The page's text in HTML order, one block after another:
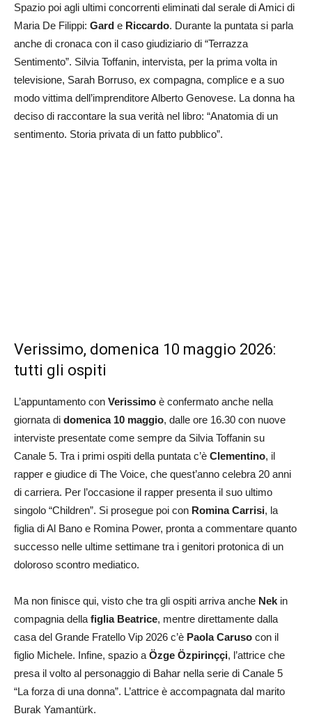
Spazio poi agli ultimi concorrenti eliminati dal serale di Amici di
Maria De Filippi: Gard e Riccardo. Durante la puntata si parla
anche di cronaca con il caso giudiziario di “Terrazza
Sentimento”. Silvia Toffanin, intervista, per la prima volta in
televisione, Sarah Borruso, ex compagna, complice e a suo
modo vittima dell’imprenditore Alberto Genovese. La donna ha
deciso di raccontare la sua verità nel libro: “Anatomia di un
sentimento. Storia privata di un fatto pubblico”.
Verissimo, domenica 10 maggio 2026:
tutti gli ospiti
L’appuntamento con Verissimo è confermato anche nella
giornata di domenica 10 maggio, dalle ore 16.30 con nuove
interviste presentate come sempre da Silvia Toffanin su
Canale 5. Tra i primi ospiti della puntata c’è Clementino, il
rapper e giudice di The Voice, che quest’anno celebra 20 anni
di carriera. Per l’occasione il rapper presenta il suo ultimo
singolo “Children”. Si prosegue poi con Romina Carrisi, la
figlia di Al Bano e Romina Power, pronta a commentare quanto
successo nelle ultime settimane tra i genitori protonica di un
doloroso scontro mediatico.
Ma non finisce qui, visto che tra gli ospiti arriva anche Nek in
compagnia della figlia Beatrice, mentre direttamente dalla
casa del Grande Fratello Vip 2026 c’è Paola Caruso con il
figlio Michele. Infine, spazio a Özge Özpirinççi, l’attrice che
presa il volto al personaggio di Bahar nella serie di Canale 5
“La forza di una donna”. L’attrice è accompagnata dal marito
Burak Yamantürk.